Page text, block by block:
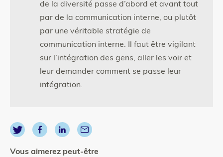
de la diversité passe d’abord et avant tout
par de la communication interne, ou plutôt
par une véritable stratégie de
communication interne. Il faut être vigilant
sur l’intégration des gens, aller les voir et
leur demander comment se passe leur
intégration.
Vous aimerez peut-être